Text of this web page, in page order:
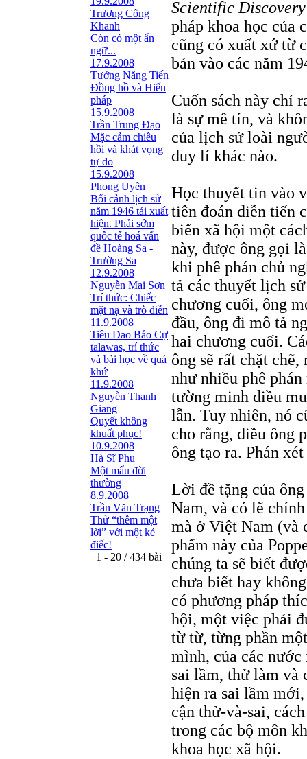
Trương Công
Khanh
Còn có một ẩn
ngữ...
17.9.2008
Tưởng Năng Tiến
Đồng hồ và Hiến
pháp
15.9.2008
Trần Trung Đạo
Mặc cảm chiêu
hồi và khát vọng
tự do
15.9.2008
Phong Uyên
Bối cảnh lịch sử
năm 1946 tái xuất
hiện. Phải sớm
quốc tế hoá vấn
đề Hoàng Sa -
Trường Sa
12.9.2008
Nguyễn Mai Sơn
Trí thức: Chiếc
mặt nạ và trò diễn
11.9.2008
Tiêu Dao Bảo Cự
talawas, trí thức
và bài học về quá
khứ
11.9.2008
Nguyễn Thanh
Giang
Quyết không
khuất phục!
10.9.2008
Hà Sĩ Phu
Một mẩu đời
thường
8.9.2008
Trần Văn Trạng
Thử “thêm một
lời” với một kẻ
điếc!
1 - 20 / 434 bài
Scientific Discovery
pháp khoa học của
cũng có xuất xứ từ
bản vào các năm
Cuốn sách này chỉ
là sự mê tín, và
của lịch sử loài
duy lí khác nào.
Học thuyết tin vào
tiên đoán diễn tiến
biến xã hội một
này, được ông gọi
khi phê phán chủ
tả các thuyết lịch
chương cuối, ông
đầu, ông đi mô tả
hai chương cuối.
ông sẽ rất chặt
như nhiều phê
tường minh điều
lẫn. Tuy nhiên, nó
cho rằng, điều ông
ông tạo ra. Phán
Lời đề tặng của
Nam, và có lẽ
mà ở Việt Nam (và
phẩm này của
chúng ta sẽ biết
chưa biết hay
có phương pháp
hội, một việc phải
từ từ, từng phần
mình, của các
sai lầm, thử làm và
hiện ra sai lầm
cận thử-và-sai,
trong các bộ môn
khoa học xã hội.